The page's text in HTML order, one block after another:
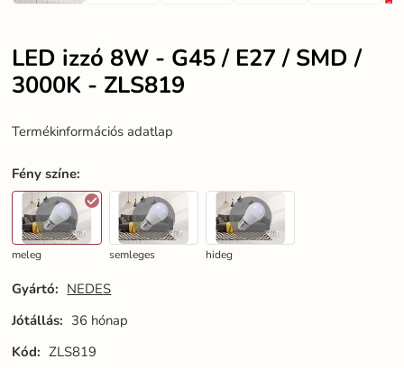
LED izzó 8W - G45 / E27 / SMD /
3000K - ZLS819
Termékinformációs adatlap
Fény színe:
meleg semleges hideg
Gyártó: NEDES
Jótállás: 36 hónap
Kód: ZLS819